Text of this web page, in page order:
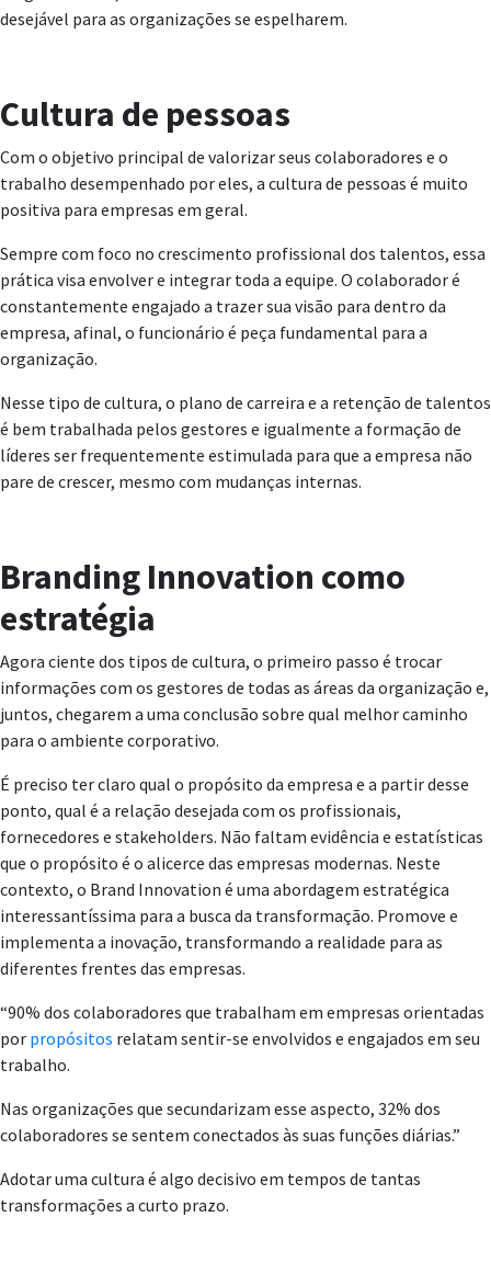
desejável para as organizações se espelharem.
Cultura de pessoas
Com o objetivo principal de valorizar seus colaboradores e o
trabalho desempenhado por eles, a cultura de pessoas é muito
positiva para empresas em geral.
Sempre com foco no crescimento profissional dos talentos, essa
prática visa envolver e integrar toda a equipe. O colaborador é
constantemente engajado a trazer sua visão para dentro da
empresa, afinal, o funcionário é peça fundamental para a
organização.
Nesse tipo de cultura, o plano de carreira e a retenção de talentos
é bem trabalhada pelos gestores e igualmente a formação de
líderes ser frequentemente estimulada para que a empresa não
pare de crescer, mesmo com mudanças internas.
Branding Innovation como
estratégia
Agora ciente dos tipos de cultura, o primeiro passo é trocar
informações com os gestores de todas as áreas da organização e,
juntos, chegarem a uma conclusão sobre qual melhor caminho
para o ambiente corporativo.
É preciso ter claro qual o propósito da empresa e a partir desse
ponto, qual é a relação desejada com os profissionais,
fornecedores e stakeholders. Não faltam evidência e estatísticas
que o propósito é o alicerce das empresas modernas. Neste
contexto, o Brand Innovation é uma abordagem estratégica
interessantíssima para a busca da transformação. Promove e
implementa a inovação, transformando a realidade para as
diferentes frentes das empresas.
“90% dos colaboradores que trabalham em empresas orientadas
por propósitos relatam sentir-se envolvidos e engajados em seu
trabalho.
Nas organizações que secundarizam esse aspecto, 32% dos
colaboradores se sentem conectados às suas funções diárias.”
Adotar uma cultura é algo decisivo em tempos de tantas
transformações a curto prazo.